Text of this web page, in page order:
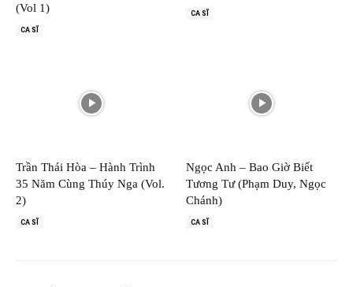
(Vol 1)
CA SĨ
CA SĨ
Trần Thái Hòa – Hành Trình
35 Năm Cùng Thúy Nga (Vol.
2)
CA SĨ
Ngọc Anh – Bao Giờ Biết
Tương Tư (Phạm Duy, Ngọc
Chánh)
CA SĨ